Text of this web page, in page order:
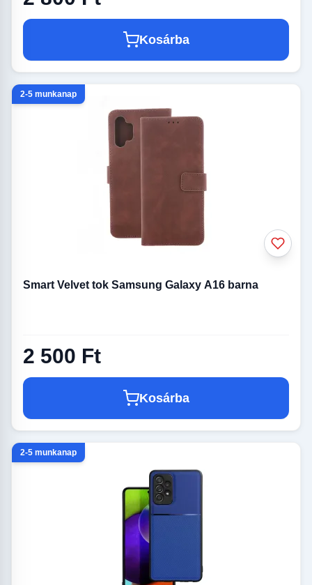
Kosárba
2-5 munkanap
Smart Velvet tok Samsung Galaxy A16 barna
2 500 Ft
Kosárba
2-5 munkanap